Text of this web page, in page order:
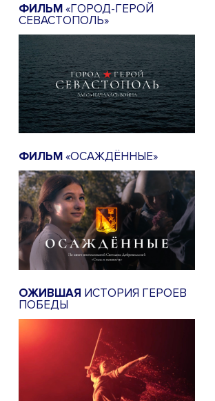
ФИЛЬМ«ГОРОД-ГЕРОЙ
СЕВАСТОПОЛЬ»
ФИЛЬМ«ОСАЖДЁННЫЕ»
ОЖИВШАЯ ИСТОРИЯ ГЕРОЕВ
ПОБЕДЫ